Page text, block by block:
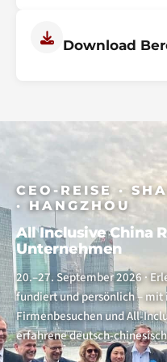
Unternehmer gezielt auf
Download
Zugang zu
Zum Download
CEO-REISE ·
· HANGZHOU
All Inclusive China
Unternehmen
20.–27. September 2026 ·
fundiert und persönlich –
Firmenbesuchen und All-
erfahrene deutsch-